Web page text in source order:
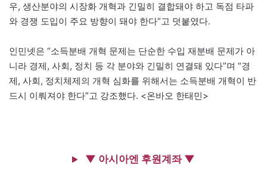
우, 생산분야의 시장화 개혁과 긴밀히 결합돼야 하고 독점 타파
와 경쟁 도입이 주요 방향이 돼야 한다”고 덧붙였다.
인민넷은 “소득분배 개혁 문제는 단순한 수입 재분배 문제가 아
니라 경제, 사회, 정치 등 각 분야와 긴밀히 연결돼 있다”며 “경
제, 사회, 정치체제의 개혁 심화를 위해서는 소득분배 개혁이 반
드시 이뤄져야 한다”고 강조했다. <온바오 한태민>
▼ 아시아엔 후원계좌 ▼